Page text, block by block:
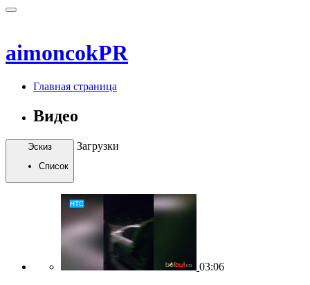
aimoncokPR
Главная страница
Видео
Эскиз
Список
Загрузки
03:06